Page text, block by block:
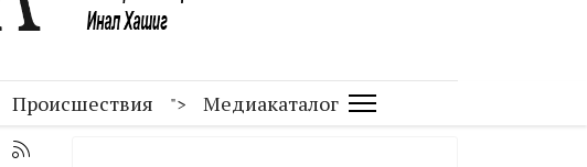
Происшествия "> Медиакаталог